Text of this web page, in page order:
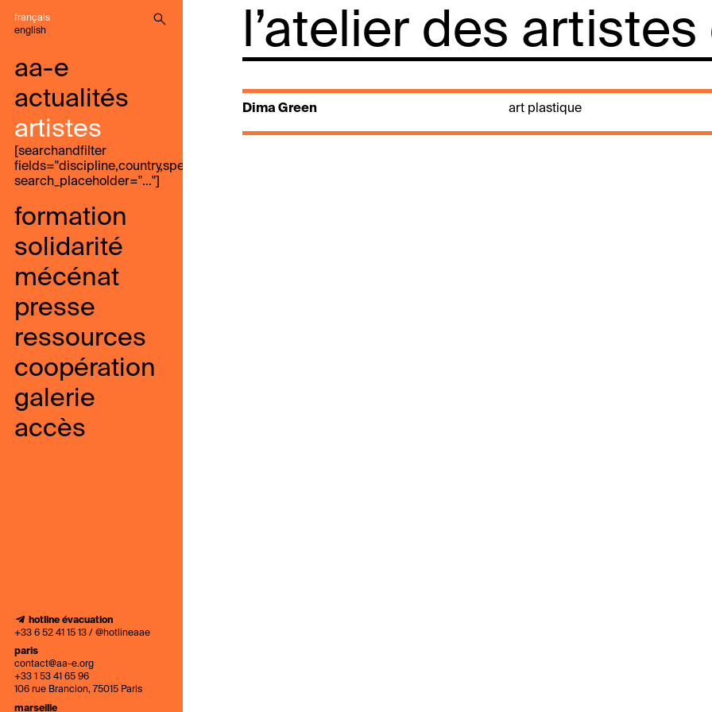
l’atelier des artistes
français
english
aa-e
actualités
artistes
[searchandfilter
fields="discipline,country,speak,genre,search"
search_placeholder="…"]
formation
solidarité
mécénat
presse
ressources
coopération
galerie
accès
hotline évacuation
+33 6 52 41 15 13 / @hotlineaae
paris
contact@aa-e.org
+33 1 53 41 65 96
106 rue Brancion, 75015 Paris
marseille
Dima Green art plastique